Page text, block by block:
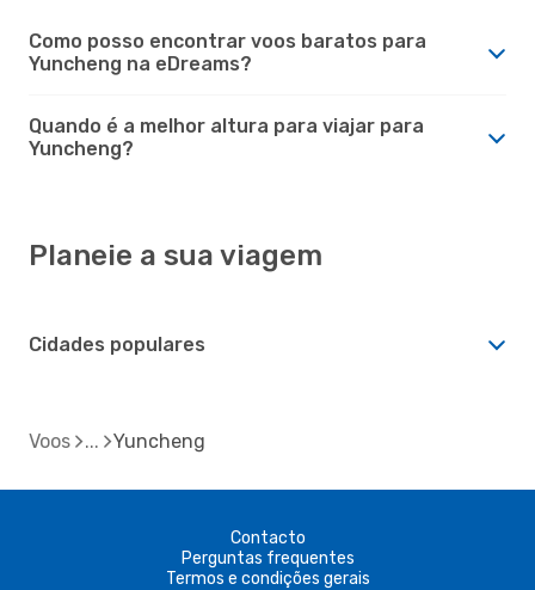
Como posso encontrar voos baratos para
Yuncheng na eDreams?
Quando é a melhor altura para viajar para
Yuncheng?
Planeie a sua viagem
Cidades populares
Voos Yuncheng
Contacto
Perguntas frequentes
Termos e condições gerais